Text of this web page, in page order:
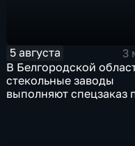
5 августа
3
В Белгородской
стекольные заводы
выполняют спецзаказ